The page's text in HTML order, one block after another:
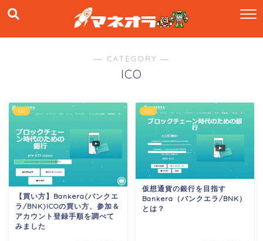
― CATEGORY ―
ICO
ICO
【買い方】Bankera(バンクエ
ラ/BNK)ICOの買い方、参加＆
アカウント登録手順を調べて
みました
ICO
仮想通貨の銀行を目指す
Bankera（バンクエラ/BNK）
とは？